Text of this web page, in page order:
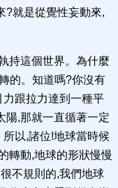
?就是從覺性妄動來,
持這個世界。為什麼
的。知道嗎?你沒有
跟拉力達到一種平
陽,那就一直循著一定
以,諸位!地球當時候
轉動,地球的形狀慢慢
不規則的,我們地球